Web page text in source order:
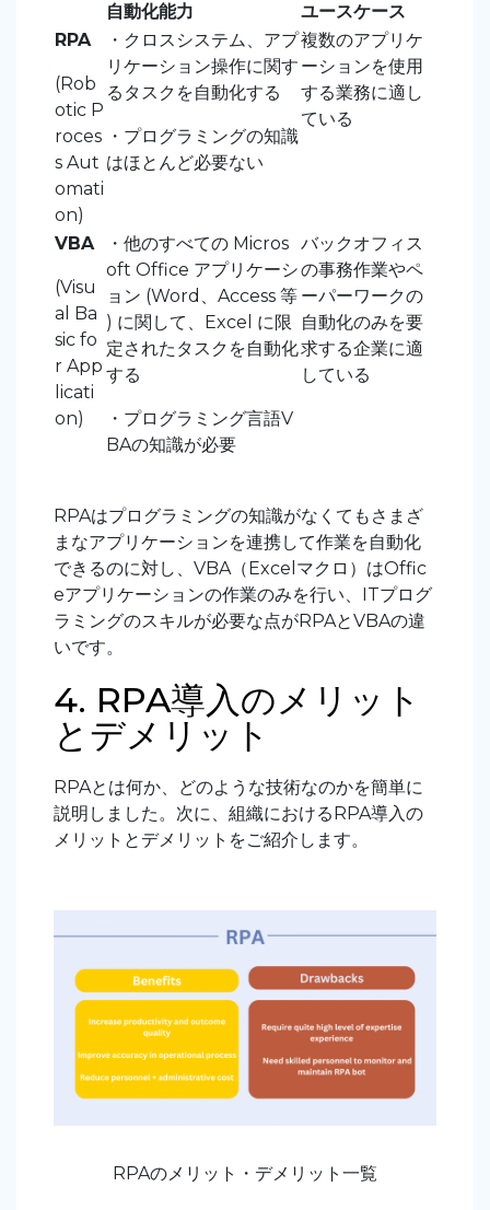
自動化能力
ユースケース
RPA
(Rob
otic P
roces
s Aut
omati
on)
・クロスシステム、アプ
リケーション操作に関す
るタスクを自動化する
・プログラミングの知識
はほとんど必要ない
複数のアプリケ
ーションを使用
する業務に適し
ている
VBA
(Visu
al Ba
sic fo
r App
licati
on)
・他のすべての Micros
oft Office アプリケーシ
ョン (Word、Access 等
) に関して、Excel に限
定されたタスクを自動化
する
・プログラミング言語V
BAの知識が必要
バックオフィス
の事務作業やペ
ーパーワークの
自動化のみを要
求する企業に適
している
RPAはプログラミングの知識がなくてもさまざ
まなアプリケーションを連携して作業を自動化
できるのに対し、VBA（Excelマクロ）はOffic
eアプリケーションの作業のみを行い、ITプログ
ラミングのスキルが必要な点がRPAとVBAの違
いです。
4. RPA導入のメリット
とデメリット
RPAとは何か、どのような技術なのかを簡単に
説明しました。次に、組織におけるRPA導入の
メリットとデメリットをご紹介します。
RPAのメリット・デメリット一覧